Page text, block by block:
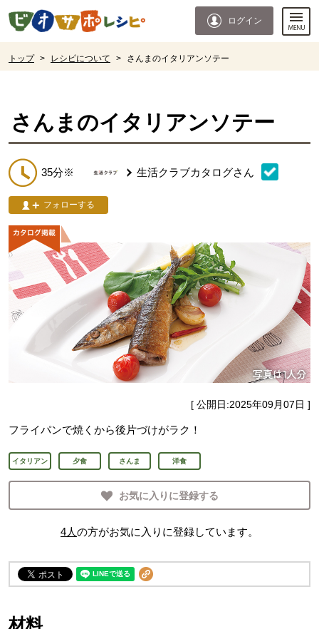
ページの先頭です。
ログイン
トップ > レシピについて > さんまのイタリアンソテー
さんまのイタリアンソテー
35分※ 生活クラブカタログさん
フォローする
[ 公開日:2025年09月07日 ]
フライパンで焼くから後片づけがラク！
イタリアン 夕食 さんま 洋食
お気に入りに登録する
4人の方がお気に入りに登録しています。
材料